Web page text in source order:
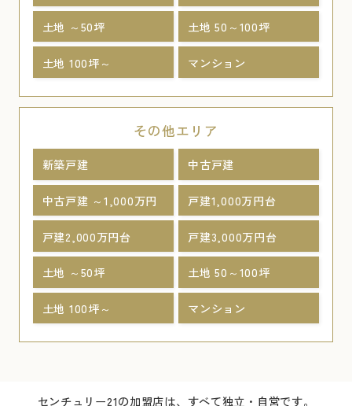
土地 ～50坪 土地 50～100坪
土地 100坪～ マンション
その他エリア
新築戸建 中古戸建
中古戸建 ～1,000万円 戸建1,000万円台
戸建2,000万円台 戸建3,000万円台
土地 ～50坪 土地 50～100坪
土地 100坪～ マンション
センチュリー21の加盟店は、すべて独立・自営です。